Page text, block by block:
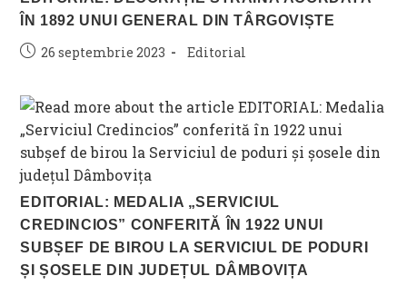
ÎN 1892 UNUI GENERAL DIN TÂRGOVIȘTE
Post26 septembrie 2023
Post
Editorial
EDITORIAL: MEDALIA „SERVICIUL
CREDINCIOS” CONFERITĂ ÎN 1922 UNUI
SUBȘEF DE BIROU LA SERVICIUL DE PODURI
ȘI ȘOSELE DIN JUDEȚUL DÂMBOVIȚA